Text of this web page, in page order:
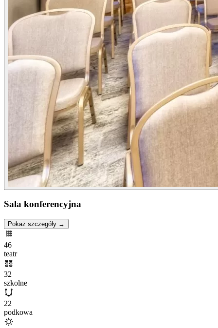
Sala konferencyjna
Pokaż szczegóły →
46
teatr
32
szkolne
22
podkowa